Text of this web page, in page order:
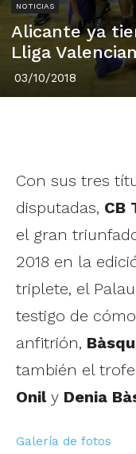
NOTICIAS
Alicante ya
Lliga
03/10/2018
Con sus tres
disputadas, CB
el gran
2018 en la
triplete, el
testigo de
anfitrión,
también el
Onil y Denia
Galería de fotos